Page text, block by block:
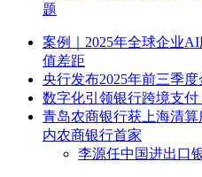
题
案例｜2025年全球企业
值差距
央行发布2025年前三季
数字化引领银行跨境支
青岛农商银行获上海清
内农商银行首家
李源任中国进出口